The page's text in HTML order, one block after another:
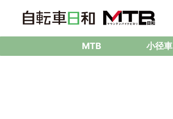
MTB 小径車